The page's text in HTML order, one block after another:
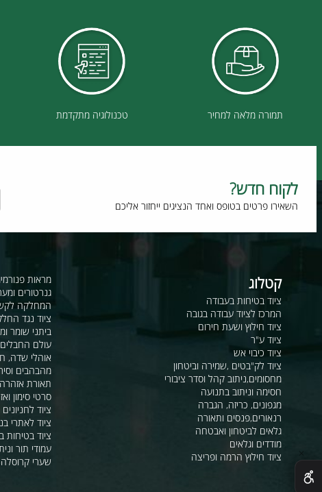
תמורה מלאה למחיר טכנולוגיה מתקדמת
חדש?
פרטים בטופס ואחד הנציגים ייחזור אליכם
ציוד בטיחות בעבודה
המרכז לציוד עבודה בגובה
ציוד חילוץ ושעת חירום
ציוד כיבוי אש
ציוד לק"בטים ,שמירה וביטחון
מחסומים,ניתוב קהל וסדר ציבורי
חסימה וניתוב בתנועה
מגפונים, כריזה, הגברה
רנאורים,פנסים ותאורה
גלאים לביטחון ואבטחה
מראות פנורמיות
גנרטורים ומערכות
המחלקה לקשר ורדיו
ציוד נגד החלקה
ביתני שומר ומבנים
עולם החבלים
אוהלי שדה, חפ"ק
מהבהבים וסירנות
תאורת אזהרה
סרטי סימון ואזהרה
ציוד לחניונים
ציוד לאתרי בניה